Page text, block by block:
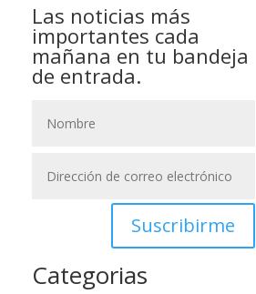
Las noticias más
importantes cada
mañana en tu bandeja
de entrada.
Suscribirme
Categorias